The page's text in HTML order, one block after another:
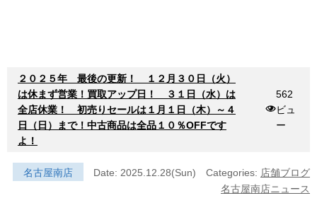
２０２５年 最後の更新！ １２月３０日（火）
は休まず営業！買取アップ日！ ３１日（水）は
全店休業！ 初売りセールは１月１日（木）～４
日（日）まで！中古商品は全品１０％OFFです
よ！
562
ビュ
ー
名古屋南店 Date: 2025.12.28(Sun) Categories: 店舗ブログ
名古屋南店ニュース